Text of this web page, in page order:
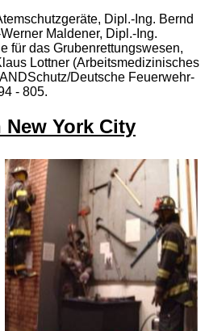
Dipl.-Ing. Bernd
Maldener, Dipl.-Ing.
für das Grubenrettungswesen,
Lottner (Arbeitsmedizinisches
Deutsche Feuerwehr-
- 805.
York City